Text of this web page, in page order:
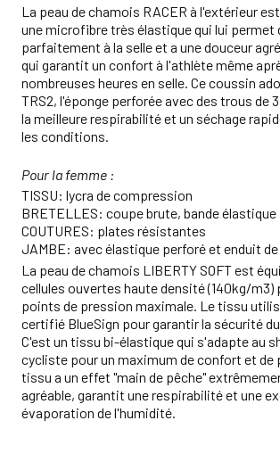
La peau de chamois RACER à l'extérieur
une microfibre très élastique qui lui permet
parfaitement à la selle et a une douceur
qui garantit un confort à l'athlète même
nombreuses heures en selle. Ce coussin
TRS2, l'éponge perforée avec des trous de
la meilleure respirabilité et un séchage
les conditions.
Pour la femme :
TISSU: lycra de compression
BRETELLES: coupe brute, bande élastique
COUTURES: plates résistantes
JAMBE: avec élastique perforé et enduit
La peau de chamois LIBERTY SOFT est
cellules ouvertes haute densité (140kg/
points de pression maximale. Le tissu
certifié BlueSign pour garantir la sécurité
C'est un tissu bi-élastique qui s'adapte au
cycliste pour un maximum de confort et de
tissu a un effet "main de pêche"
agréable, garantit une respirabilité et une
évaporation de l'humidité.